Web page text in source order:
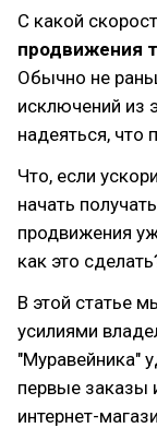
С какой
продвижения
Обычно не
исключений из
надеяться, что
Что, если
начать
продвижения
как это
В этой статье
усилиями
"Муравейника"
первые заказы
интернет-